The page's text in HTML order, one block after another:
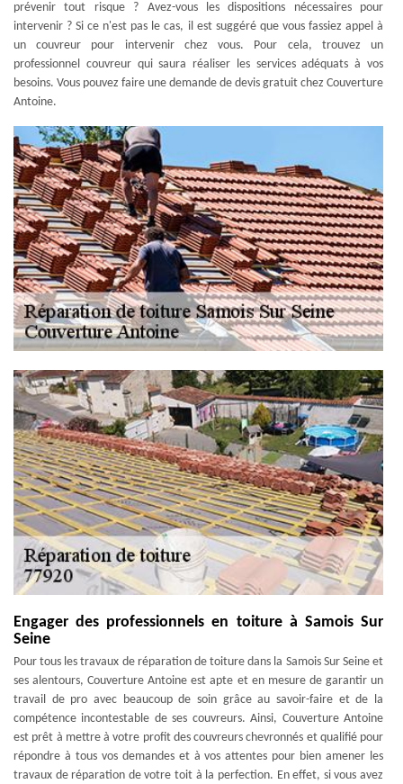
prévenir tout risque ? Avez-vous les dispositions nécessaires pour
intervenir ? Si ce n'est pas le cas, il est suggéré que vous fassiez appel à
un couvreur pour intervenir chez vous. Pour cela, trouvez un
professionnel couvreur qui saura réaliser les services adéquats à vos
besoins. Vous pouvez faire une demande de devis gratuit chez Couverture
Antoine.
Engager des professionnels en toiture à Samois Sur
Seine
Pour tous les travaux de réparation de toiture dans la Samois Sur Seine et
ses alentours, Couverture Antoine est apte et en mesure de garantir un
travail de pro avec beaucoup de soin grâce au savoir-faire et de la
compétence incontestable de ses couvreurs. Ainsi, Couverture Antoine
est prêt à mettre à votre profit des couvreurs chevronnés et qualifié pour
répondre à tous vos demandes et à vos attentes pour bien amener les
travaux de réparation de votre toit à la perfection. En effet, si vous avez